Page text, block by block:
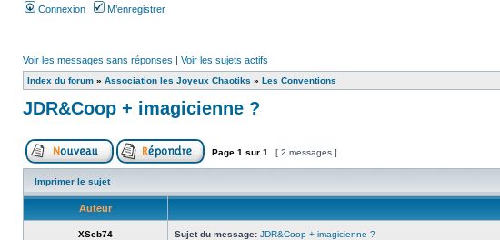
Connexion M’enregistrer
Voir les messages sans réponses | Voir les sujets actifs
Index du forum » Association les Joyeux Chaotiks » Les Conventions
JDR&Coop + imagicienne ?
Page 1 sur 1 [ 2 messages ]
Imprimer le sujet
Auteur
XSeb74 Sujet du message: JDR&Coop + imagicienne ?